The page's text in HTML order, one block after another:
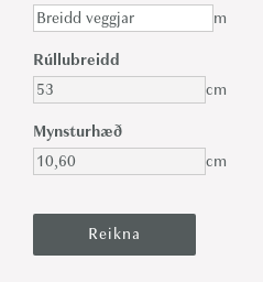
m
Rúllubreidd
cm
Mynsturhæð
cm